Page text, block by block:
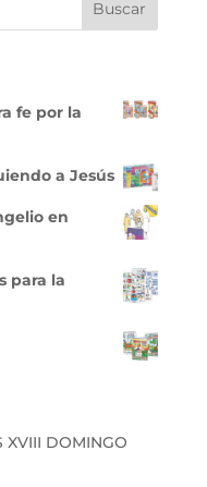
fe por la
a Jesús
en
para la
XVIII DOMINGO